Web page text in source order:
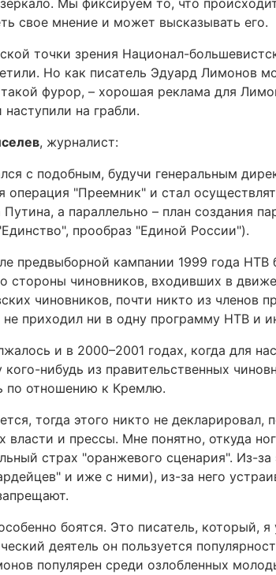
Мы фиксируем то, что
свое мнение и может высказывать его.
точки зрения Национал-
Но как писатель Эдуард Лимонов
фурор, – хорошая реклама для
на грабли.
, журналист:
с подобным, будучи генеральным
операция "Преемник" и стал
а параллельно – план создания
прообраз "Единой России").
предвыборной кампании 1999 года НТВ
стороны чиновников, входивших в
чиновников, почти никто из членов
не приходил ни в одну программу НТВ и
и в 2000–2001 годах, когда для
кого-нибудь из правительственных
по отношению к Кремлю.
тогда этого никто не
власти и прессы. Мне понятно, откуда
страх "оранжевого сценария". Из-
и иже с ними), из-за него
боятся. Это писатель, который,
деятель он пользуется
популярен среди озлобленных